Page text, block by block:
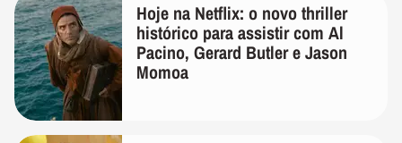
Hoje na Netflix: o novo thriller
histórico para assistir com Al
Pacino, Gerard Butler e Jason
Momoa